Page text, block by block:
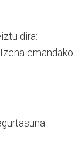
dira:
emandako